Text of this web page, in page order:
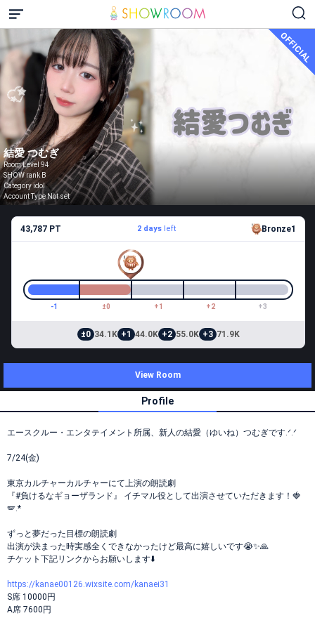
OFFICIAL
結愛 つむぎ
Room Level 94
SHOW rank B
Category idol
Account Type Not set
43,787 PT 2 daysleft Bronze1
-1 ±0 +1 +2 +3
±0 34.1K +1 44.0K +2 55.0K +3 71.9K
View Room
Profile
エースクルー・エンタテイメント所属、新人の結愛（ゆいね）つむぎです.ᐟ.ᐟ
7/24(金)
東京カルチャーカルチャーにて上演の朗読劇
『#負けるなギョーザランド』 イチマル役として出演させていただきます！🍓
🪽.*
ずっと夢だった目標の朗読劇
出演が決まった時実感全くできなかったけど最高に嬉しいです😭✨🙏
チケット下記リンクからお願いします⬇️
https://kanae00126.wixsite.com/kanaei31
S席 10000円
A席 7600円